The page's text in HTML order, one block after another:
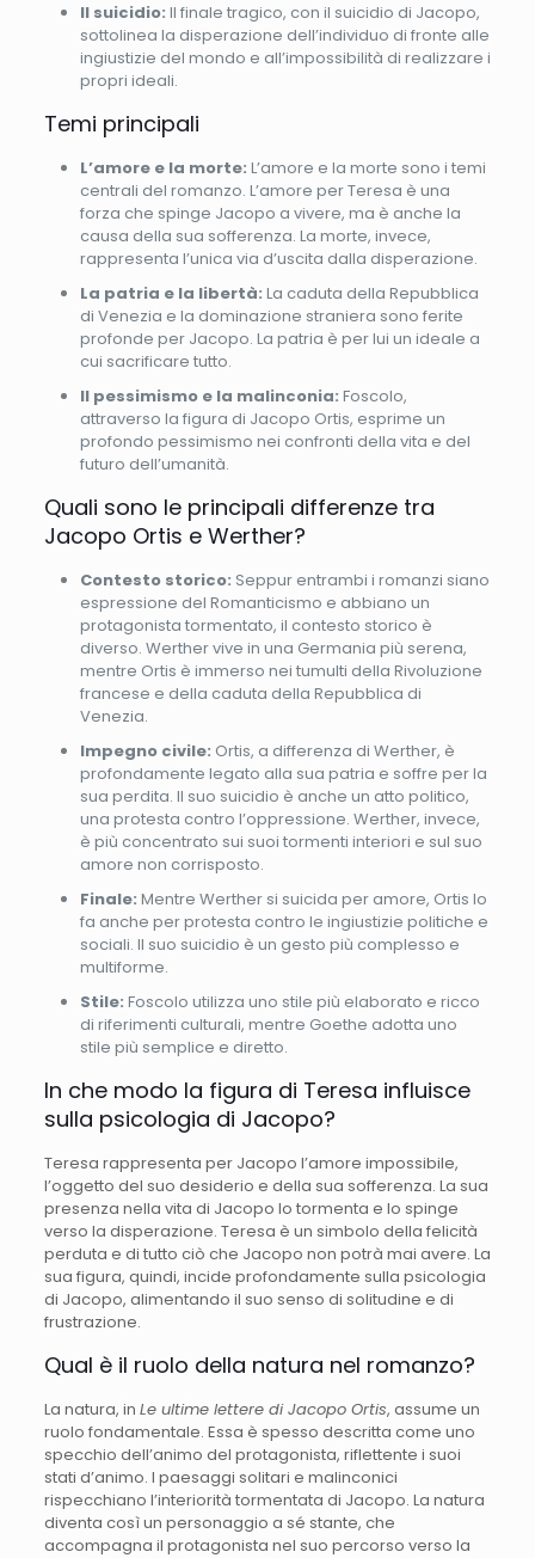
Il suicidio: Il finale tragico, con il suicidio di Jacopo,
sottolinea la disperazione dell’individuo di fronte alle
ingiustizie del mondo e all’impossibilità di realizzare i
propri ideali.
Temi principali
L’amore e la morte: L’amore e la morte sono i temi
centrali del romanzo. L’amore per Teresa è una
forza che spinge Jacopo a vivere, ma è anche la
causa della sua sofferenza. La morte, invece,
rappresenta l’unica via d’uscita dalla disperazione.
La patria e la libertà: La caduta della Repubblica
di Venezia e la dominazione straniera sono ferite
profonde per Jacopo. La patria è per lui un ideale a
cui sacrificare tutto.
Il pessimismo e la malinconia: Foscolo,
attraverso la figura di Jacopo Ortis, esprime un
profondo pessimismo nei confronti della vita e del
futuro dell’umanità.
Quali sono le principali differenze tra
Jacopo Ortis e Werther?
Contesto storico: Seppur entrambi i romanzi siano
espressione del Romanticismo e abbiano un
protagonista tormentato, il contesto storico è
diverso. Werther vive in una Germania più serena,
mentre Ortis è immerso nei tumulti della Rivoluzione
francese e della caduta della Repubblica di
Venezia.
Impegno civile: Ortis, a differenza di Werther, è
profondamente legato alla sua patria e soffre per la
sua perdita. Il suo suicidio è anche un atto politico,
una protesta contro l’oppressione. Werther, invece,
è più concentrato sui suoi tormenti interiori e sul suo
amore non corrisposto.
Finale: Mentre Werther si suicida per amore, Ortis lo
fa anche per protesta contro le ingiustizie politiche e
sociali. Il suo suicidio è un gesto più complesso e
multiforme.
Stile: Foscolo utilizza uno stile più elaborato e ricco
di riferimenti culturali, mentre Goethe adotta uno
stile più semplice e diretto.
In che modo la figura di Teresa influisce
sulla psicologia di Jacopo?
Teresa rappresenta per Jacopo l’amore impossibile,
l’oggetto del suo desiderio e della sua sofferenza. La sua
presenza nella vita di Jacopo lo tormenta e lo spinge
verso la disperazione. Teresa è un simbolo della felicità
perduta e di tutto ciò che Jacopo non potrà mai avere. La
sua figura, quindi, incide profondamente sulla psicologia
di Jacopo, alimentando il suo senso di solitudine e di
frustrazione.
Qual è il ruolo della natura nel romanzo?
La natura, in Le ultime lettere di Jacopo Ortis, assume un
ruolo fondamentale. Essa è spesso descritta come uno
specchio dell’animo del protagonista, riflettente i suoi
stati d’animo. I paesaggi solitari e malinconici
rispecchiano l’interiorità tormentata di Jacopo. La natura
diventa così un personaggio a sé stante, che
accompagna il protagonista nel suo percorso verso la